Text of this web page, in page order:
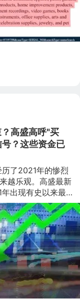
高盛高呼"买
？这些资金已
了2021年的惨烈
越乐观。高盛最新
出现有史以来最
2022年将出现买
告也指出，中国公
经到了抄底的时
成为了中概股
美国上市的中概股
8153亿美元（约
市的新经济互联网
的30只成份股的